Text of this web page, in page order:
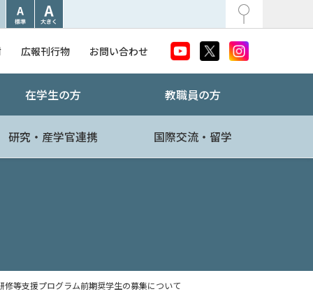
広報刊行物 お問い合わせ
在学生の方 教職員の方
研究・産学官連携 国際交流・留学
修等支援プログラム前期奨学生の募集について